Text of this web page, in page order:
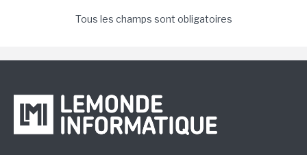
Tous les champs sont obligatoires